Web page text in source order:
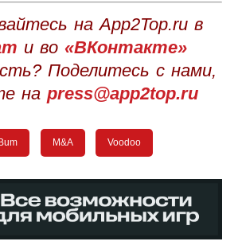
на App2Top.ru в
и во «ВКонтакте»
Поделитесь с нами,
на press@app2top.ru
M&A Voodoo